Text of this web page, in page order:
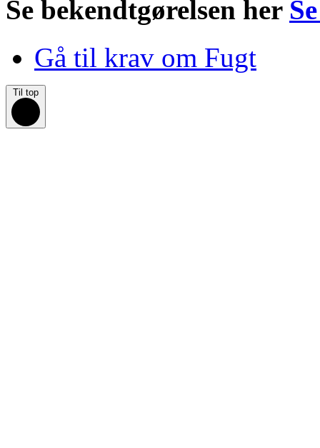
Se bekendtgørelsen her
Gå til krav om Fugt
Til top